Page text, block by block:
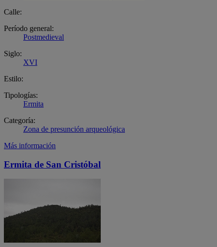
Calle:
Período general:
Postmedieval
Siglo:
XVI
Estilo:
Tipologías:
Ermita
Categoría:
Zona de presunción arqueológica
Más información
Ermita de San Cristóbal